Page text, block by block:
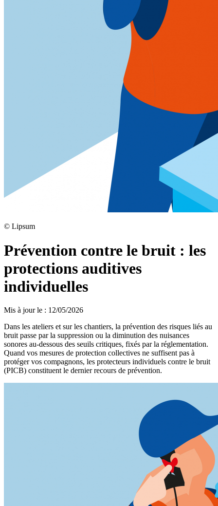
© Lipsum
Prévention contre le bruit : les
protections auditives
individuelles
Mis à jour le : 12/05/2026
Dans les ateliers et sur les chantiers, la prévention des risques liés au
bruit passe par la suppression ou la diminution des nuisances
sonores au-dessous des seuils critiques, fixés par la réglementation.
Quand vos mesures de protection collectives ne suffisent pas à
protéger vos compagnons, les protecteurs individuels contre le bruit
(PICB) constituent le dernier recours de prévention.